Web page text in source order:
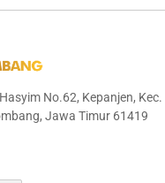
No.62, Kepanjen,
Jawa Timur 61419